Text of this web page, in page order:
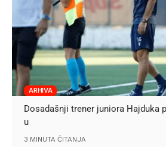
ARHIVA
Dosadašnji trener juniora Hajduka
u
3 MINUTA ČITANJA